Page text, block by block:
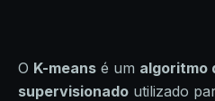
O K-means é um algoritmo
supervisionado utilizado